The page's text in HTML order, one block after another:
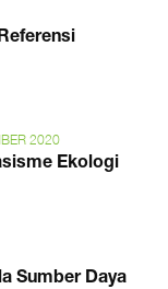
2020
Ekologi
Sumber Daya